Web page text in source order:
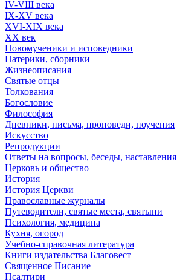
IV-VIII века
IX-XV века
XVI-XIX века
XX век
Новомученики и исповедники
Патерики, сборники
Жизнеописания
Святые отцы
Толкования
Богословие
Философия
Дневники, письма, проповеди, поучения
Искусство
Репродукции
Ответы на вопросы, беседы, наставления
Церковь и общество
История
История Церкви
Православные журналы
Путеводители, святые места, святыни
Психология, медицина
Кухня, огород
Учебно-справочная литература
Книги издательства Благовест
Священное Писание
Псалтири